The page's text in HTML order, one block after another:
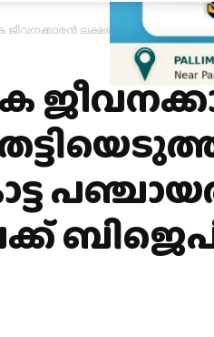
ജീവനക്കാരൻ ലക്ഷങ്ങൾ തട്ടിയെടുത്ത
ബിജെപി